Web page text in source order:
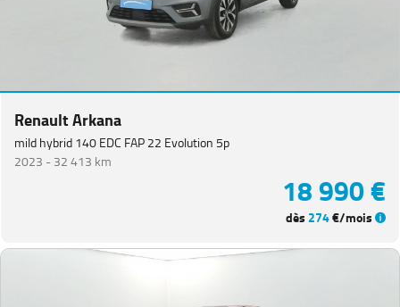
Renault Arkana
mild hybrid 140 EDC FAP 22 Evolution 5p
2023 -32 413 km
18 990 €
dès 274€/mois